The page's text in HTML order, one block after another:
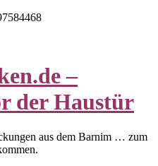
–
der Haustür
aus dem Barnim … zum